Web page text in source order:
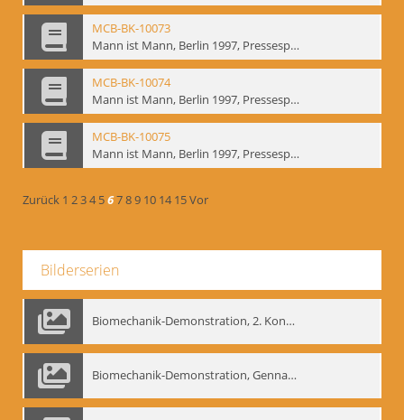
MCB-BK-10073
Mann ist Mann, Berlin 1997, Pressespiegel - interne Signatur: BM-prt-262-21
MCB-BK-10074
Mann ist Mann, Berlin 1997, Pressespiegel - interne Signatur: BM-prt-262-22
MCB-BK-10075
Mann ist Mann, Berlin 1997, Pressespiegel - interne Signatur: BM-prt-262-23
Zurück 1 234 56789 10 14 15Vor
Bilderserien
Biomechanik-Demonstration, 2. Kongress der EMF, Mai 1995
Biomechanik-Demonstration, Gennadij Bogdanow im Berliner Ensemble, 04.10.1991